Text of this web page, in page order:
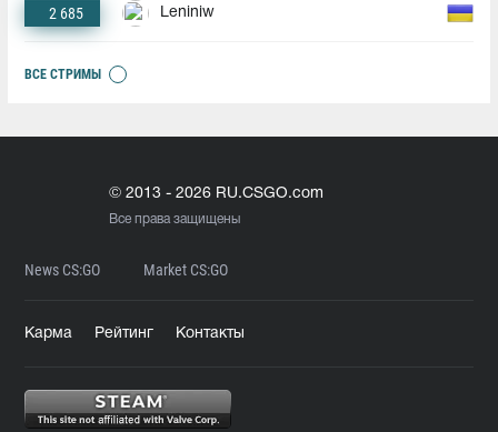
2 685 Leniniw
ВСЕ СТРИМЫ
© 2013 - 2026 RU.CSGO.com
Все права защищены
News CS:GO Market CS:GO
Карма Рейтинг Контакты